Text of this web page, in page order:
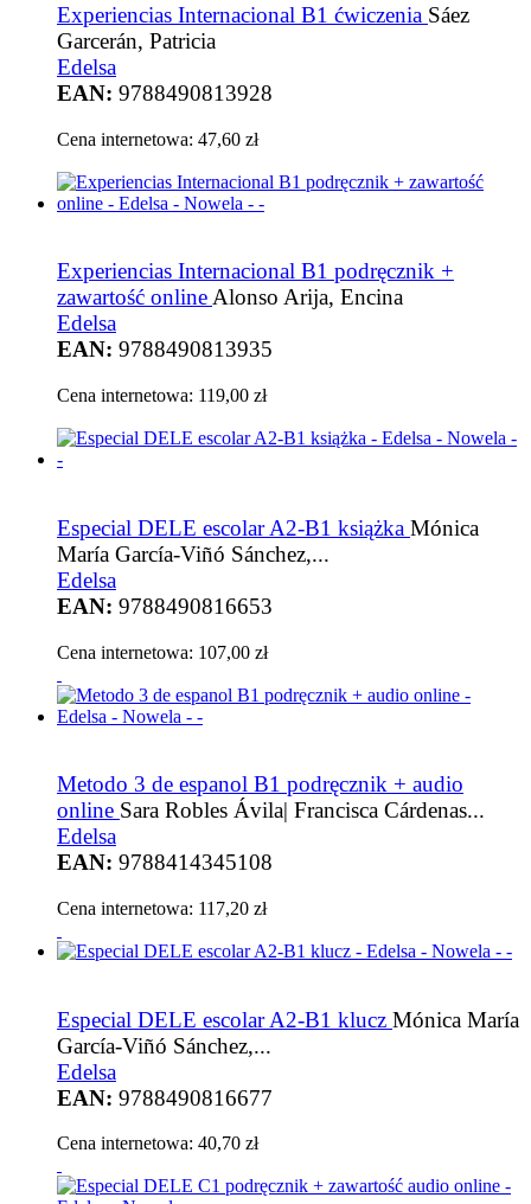
Experiencias Internacional B1 ćwiczenia Sáez
Garcerán, Patricia
Edelsa
EAN: 9788490813928
Cena internetowa: 47,60 zł
Experiencias Internacional B1 podręcznik +
zawartość onlineAlonso Arija, Encina
Edelsa
EAN: 9788490813935
Cena internetowa: 119,00 zł
Especial DELE escolar A2-B1 książka Mónica
María García-Viñó Sánchez,...
Edelsa
EAN: 9788490816653
Cena internetowa: 107,00 zł
Metodo 3 de espanol B1 podręcznik + audio
online Sara Robles Ávila| Francisca Cárdenas...
Edelsa
EAN: 9788414345108
Cena internetowa: 117,20 zł
Especial DELE escolar A2-B1 klucz Mónica María
García-Viñó Sánchez,...
Edelsa
EAN: 9788490816677
Cena internetowa: 40,70 zł